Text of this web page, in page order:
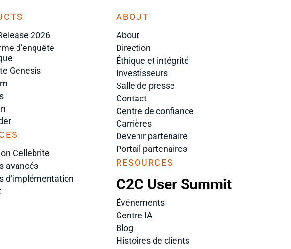
2026
d’enquête
Genesis
Cellebrite
avancés
d’implémentation
ABOUT
About
Direction
Éthique et intégrité
Investisseurs
Salle de presse
Contact
Centre de confiance
Carrières
Devenir partenaire
Portail partenaires
RESOURCES
C2C User Summit
Événements
Centre IA
Blog
Histoires de clients